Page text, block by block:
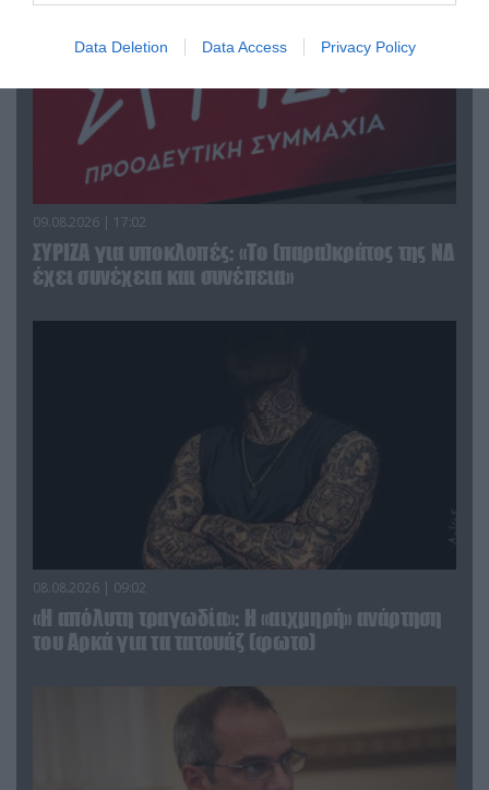
Data Deletion Data Access Privacy Policy
09.08.2026 | 17:02
ΣΥΡΙΖΑ για υποκλοπές: «Το (παρα)κράτος της ΝΔ
έχει συνέχεια και συνέπεια»
08.08.2026 | 09:02
«Η απόλυτη τραγωδία»: Η «αιχμηρή» ανάρτηση
του Αρκά για τα τατουάζ (φωτο)